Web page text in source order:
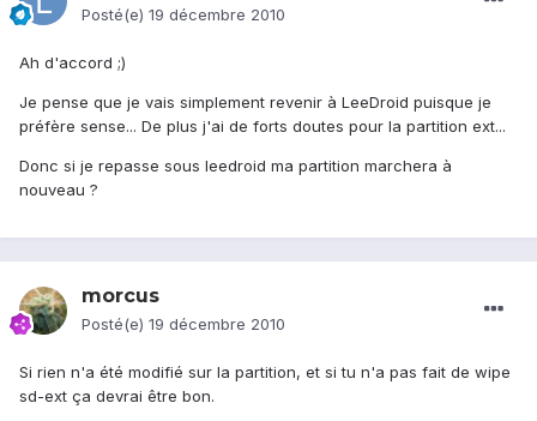
Posté(e) 19 décembre 2010
Ah d'accord ;)
Je pense que je vais simplement revenir à LeeDroid puisque je
préfère sense... De plus j'ai de forts doutes pour la partition ext...
Donc si je repasse sous leedroid ma partition marchera à
nouveau ?
morcus
Posté(e) 19 décembre 2010
Si rien n'a été modifié sur la partition, et si tu n'a pas fait de wipe
sd-ext ça devrai être bon.